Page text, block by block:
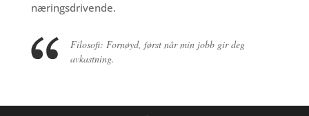
næringsdrivende.
Filosofi: Fornøyd, først når min jobb gir deg
avkastning.